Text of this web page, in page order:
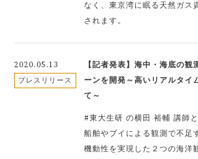
なく、東京湾に眠る天然ガス
されます。
2020.05.13
プレスリリース
【記者発表】海中・海底の
ーンを開発～高いリアルタイ
て～
#東大生研 の横田 裕輔 講師
船舶やブイによる観測で不足
機動性を実現した２つの海洋